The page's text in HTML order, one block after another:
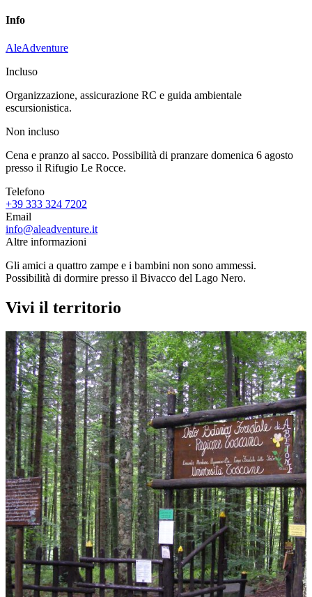
Info
AleAdventure
Incluso
Organizzazione, assicurazione RC e guida ambientale
escursionistica.
Non incluso
Cena e pranzo al sacco. Possibilità di pranzare domenica 6 agosto
presso il Rifugio Le Rocce.
Telefono
+39 333 324 7202
Email
info@aleadventure.it
Altre informazioni
Gli amici a quattro zampe e i bambini non sono ammessi.
Possibilità di dormire presso il Bivacco del Lago Nero.
Vivi il territorio
Musei
Museo dello Sci di Abetone
Abetone Cutigliano